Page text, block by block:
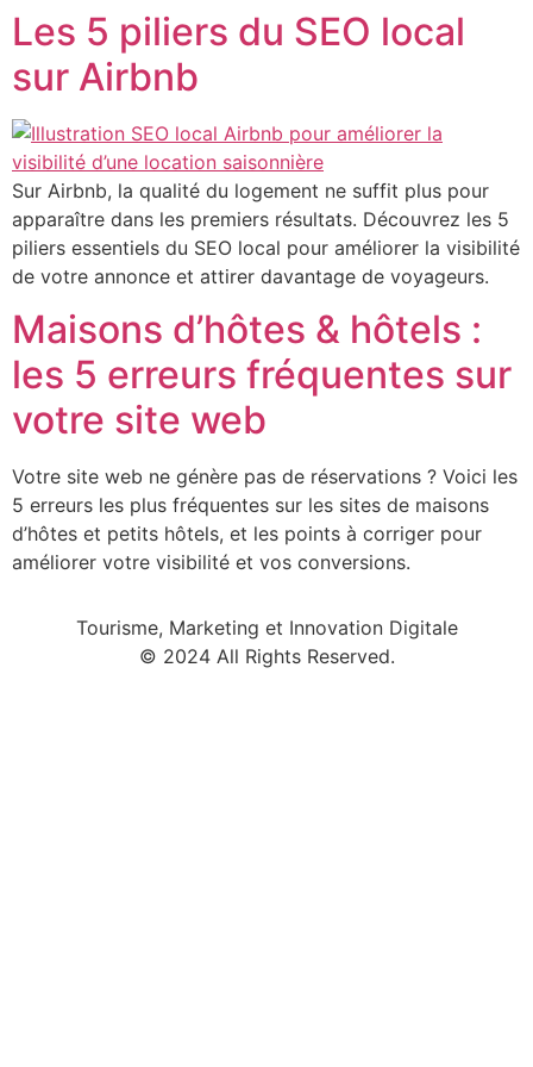
Aller
au
contenu
Les 5 piliers du SEO local
sur Airbnb
Sur Airbnb, la qualité du logement ne suffit plus pour
apparaître dans les premiers résultats. Découvrez les 5
piliers essentiels du SEO local pour améliorer la visibilité
de votre annonce et attirer davantage de voyageurs.
Maisons d’hôtes & hôtels :
les 5 erreurs fréquentes sur
votre site web
Votre site web ne génère pas de réservations ? Voici les
5 erreurs les plus fréquentes sur les sites de maisons
d’hôtes et petits hôtels, et les points à corriger pour
améliorer votre visibilité et vos conversions.
Tourisme, Marketing et Innovation Digitale
© 2024 All Rights Reserved.